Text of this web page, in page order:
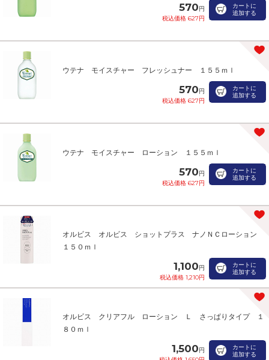
570円
税込価格 627円
カートに
追加する
ウテナ モイスチャー フレッシュナー １５５ｍｌ
570円
税込価格 627円
カートに
追加する
ウテナ モイスチャー ローション １５５ｍｌ
570円
税込価格 627円
カートに
追加する
オルビス オルビス ショットプラス ナノＮＣローション
１５０ｍｌ
1,100円
税込価格 1,210円
カートに
追加する
オルビス クリアフル ローション Ｌ さっぱりタイプ １
８０ｍｌ
1,500円
カートに
追加する